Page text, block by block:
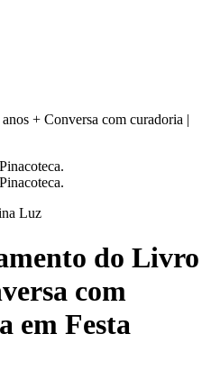
+ Conversa com curadoria |
Luz
do Livro
com
em Festa